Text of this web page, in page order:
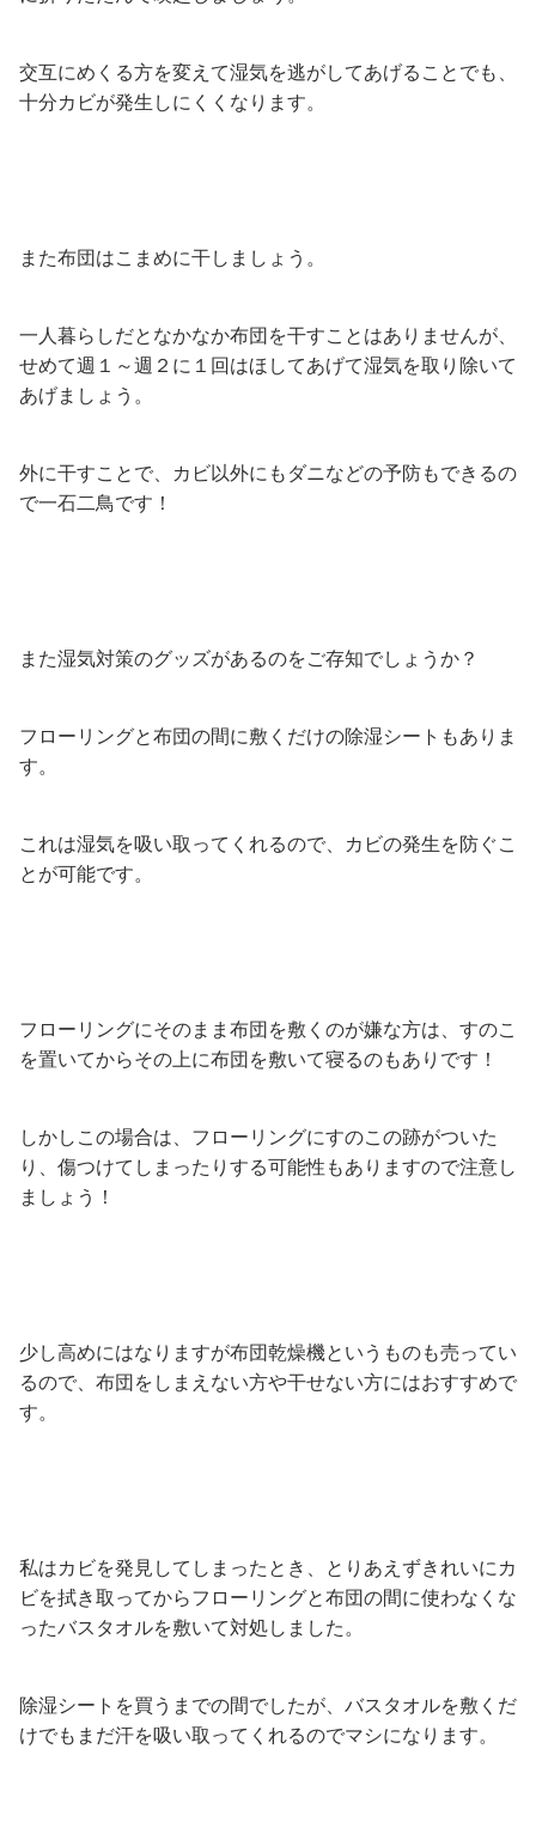
交互にめくる方を変えて湿気を逃がしてあげることでも、
十分カビが発生しにくくなります。
また布団はこまめに干しましょう。
一人暮らしだとなかなか布団を干すことはありませんが、
せめて週１～週２に１回はほしてあげて湿気を取り除いて
あげましょう。
外に干すことで、カビ以外にもダニなどの予防もできるの
で一石二鳥です！
また湿気対策のグッズがあるのをご存知でしょうか？
フローリングと布団の間に敷くだけの除湿シートもありま
す。
これは湿気を吸い取ってくれるので、カビの発生を防ぐこ
とが可能です。
フローリングにそのまま布団を敷くのが嫌な方は、すのこ
を置いてからその上に布団を敷いて寝るのもありです！
しかしこの場合は、フローリングにすのこの跡がついた
り、傷つけてしまったりする可能性もありますので注意し
ましょう！
少し高めにはなりますが布団乾燥機というものも売ってい
るので、布団をしまえない方や干せない方にはおすすめで
す。
私はカビを発見してしまったとき、とりあえずきれいにカ
ビを拭き取ってからフローリングと布団の間に使わなくな
ったバスタオルを敷いて対処しました。
除湿シートを買うまでの間でしたが、バスタオルを敷くだ
けでもまだ汗を吸い取ってくれるのでマシになります。